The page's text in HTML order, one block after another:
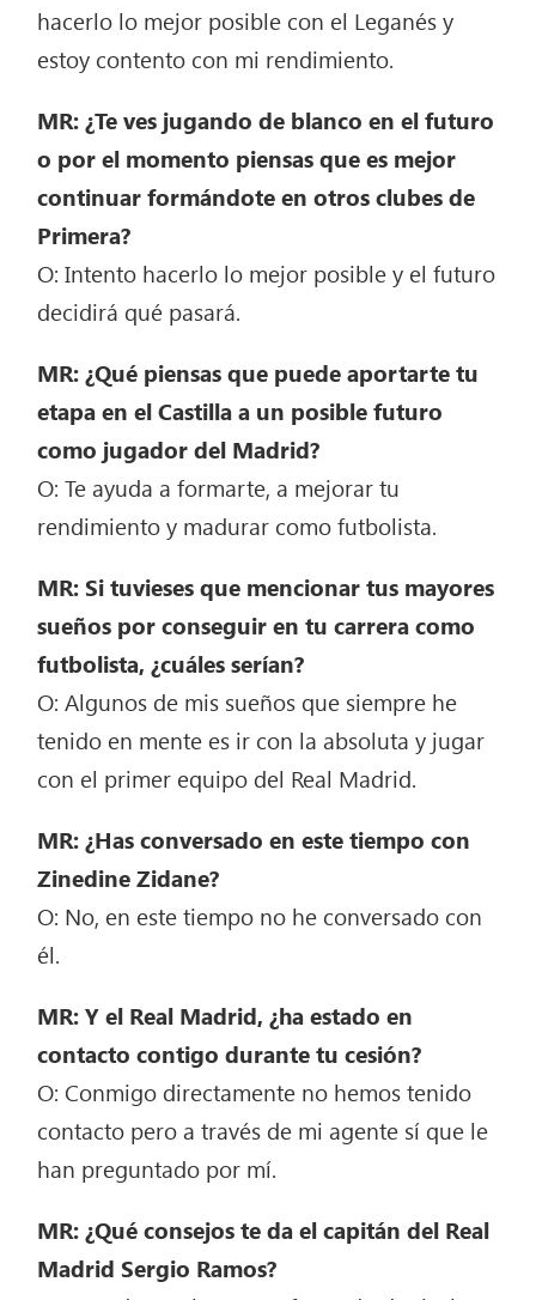
hacerlo lo mejor posible con el Leganés y
estoy contento con mi rendimiento.
MR: ¿Te ves jugando de blanco en el futuro
o por el momento piensas que es mejor
continuar formándote en otros clubes de
Primera?
O: Intento hacerlo lo mejor posible y el futuro
decidirá qué pasará.
MR: ¿Qué piensas que puede aportarte tu
etapa en el Castilla a un posible futuro
como jugador del Madrid?
O: Te ayuda a formarte, a mejorar tu
rendimiento y madurar como futbolista.
MR: Si tuvieses que mencionar tus mayores
sueños por conseguir en tu carrera como
futbolista, ¿cuáles serían?
O: Algunos de mis sueños que siempre he
tenido en mente es ir con la absoluta y jugar
con el primer equipo del Real Madrid.
MR: ¿Has conversado en este tiempo con
Zinedine Zidane?
O: No, en este tiempo no he conversado con
él.
MR: Y el Real Madrid, ¿ha estado en
contacto contigo durante tu cesión?
O: Conmigo directamente no hemos tenido
contacto pero a través de mi agente sí que le
han preguntado por mí.
MR: ¿Qué consejos te da el capitán del Real
Madrid Sergio Ramos?